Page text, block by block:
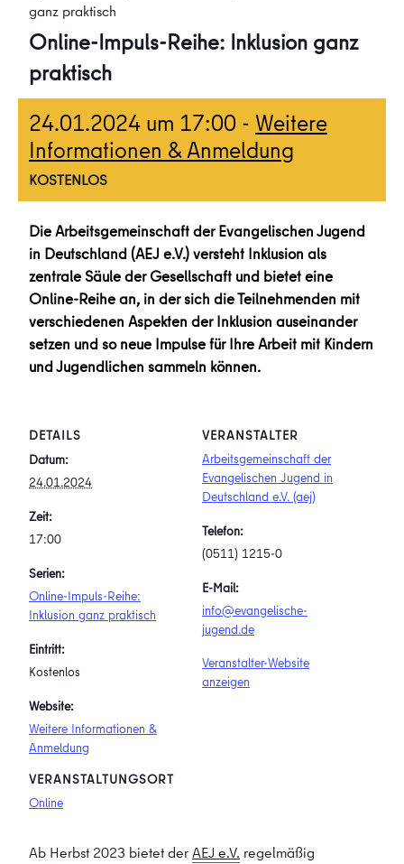
ganz praktisch
Online-Impuls-Reihe: Inklusion ganz
praktisch
24.01.2024 um 17:00 - Weitere
Informationen & Anmeldung
KOSTENLOS
Die Arbeitsgemeinschaft der Evangelischen Jugend
in Deutschland (AEJ e.V.) versteht Inklusion als
zentrale Säule der Gesellschaft und bietet eine
Online-Reihe an, in der sich die Teilnehmenden mit
verschiedenen Aspekten der Inklusion auseinander
setzen und so neue Impulse für Ihre Arbeit mit Kindern
und Jugendlichen sammeln können.
DETAILS
Datum:
24.01.2024
Zeit:
17:00
Serien:
Online-Impuls-Reihe:
Inklusion ganz praktisch
Eintritt:
Kostenlos
Website:
Weitere Informationen &
Anmeldung
VERANSTALTUNGSORT
Online
VERANSTALTER
Arbeitsgemeinschaft der
Evangelischen Jugend in
Deutschland e.V. (aej)
Telefon:
(0511) 1215-0
E-Mail:
info@evangelische-
jugend.de
Veranstalter-Website
anzeigen
Ab Herbst 2023 bietet derAEJ e.V. regelmäßig